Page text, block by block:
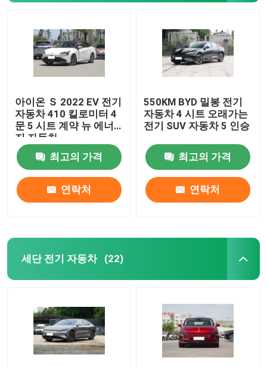
아이온 Ｓ 2022 EV 전기
자동차 410 킬로미터 4
문 5 시트 계약 뉴 에너
지 자동차
최고의 가격
연락처
550KM BYD 밀봉 전기
자동차 4 시트 오래가는
전기 SUV 자동차 5 인승
최고의 가격
연락처
세단 전기 자동차 (22)